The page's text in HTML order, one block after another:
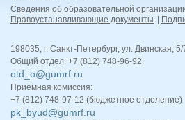
Сведения об образовательной
Правоустанавливающие документы
198035, г. Санкт-Петербург, ул. Двинская,
Общий отдел: +7 (812) 748-96-92
otd_o@gumrf.ru
Приёмная комиссия:
+7 (812) 748-97-12 (бюджетное отделение)
pk_byud@gumrf.ru